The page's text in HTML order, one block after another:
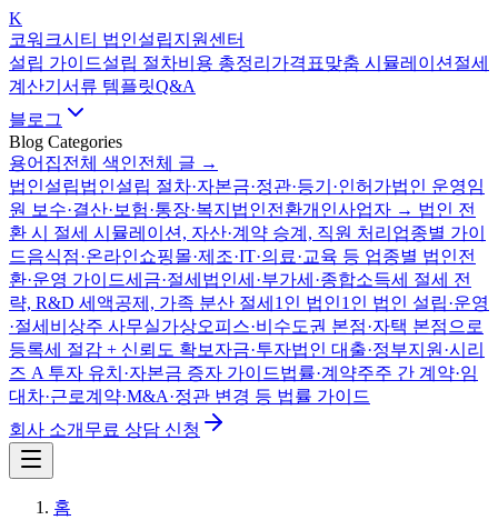
K
코워크시티 법인설립지원센터
설립 가이드설립 절차비용 총정리 가격표맞춤 시뮬레이션 절세
계산기 서류 템플릿Q&A
블로그
Blog Categories
용어집전체 색인전체 글 →
법인설립법인설립 절차·자본금·정관·등기·인허가법인 운영임
원 보수·결산·보험·통장·복지 법인전환개인사업자 → 법인 전
환 시 절세 시뮬레이션, 자산·계약 승계, 직원 처리 업종별 가이
드음식점·온라인쇼핑몰·제조·IT·의료·교육 등 업종별 법인전
환·운영 가이드세금·절세 법인세·부가세·종합소득세 절세 전
략, R&D 세액공제, 가족 분산 절세 1인 법인1인 법인 설립·운영
·절세 비상주 사무실가상오피스·비수도권 본점·자택 본점으로
등록세 절감 + 신뢰도 확보 자금·투자법인 대출·정부지원·시리
즈 A 투자 유치·자본금 증자 가이드법률·계약주주 간 계약·임
대차·근로계약·M&A·정관 변경 등 법률 가이드
회사 소개 무료 상담 신청
홈